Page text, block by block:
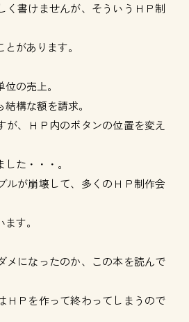
く書けませんが、そういうＨＰ制
があります。
の売上。
構な額を請求。
が、ＨＰ内のボタンの位置を変え
た・・・。
ルが崩壊して、多くのＨＰ制作会
す。
メになったのか、この本を読んで
ＨＰを作って終わってしまうので